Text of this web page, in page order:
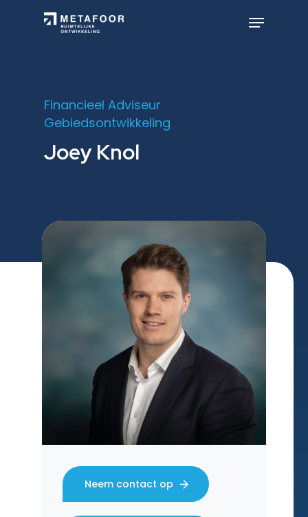
Menu
Financieel Adviseur
Gebiedsontwikkeling
Joey Knol
Neem contact op